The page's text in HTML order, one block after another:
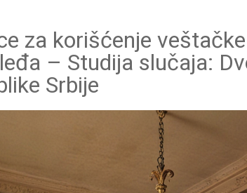
za korišćenje
– Studija slučaja:
Srbije